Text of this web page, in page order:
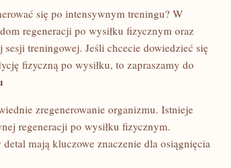
się po intensywnym ​treningu? W
regeneracji po ⁤wysiłku fizycznym⁣ oraz
treningowej. Jeśli chcecie dowiedzieć się
fizyczną po wysiłku,⁤ to⁤ zapraszamy do
zregenerowanie​ organizmu. ‍Istnieje
regeneracji po wysiłku fizycznym.
​mają kluczowe znaczenie dla ⁣osiągnięcia